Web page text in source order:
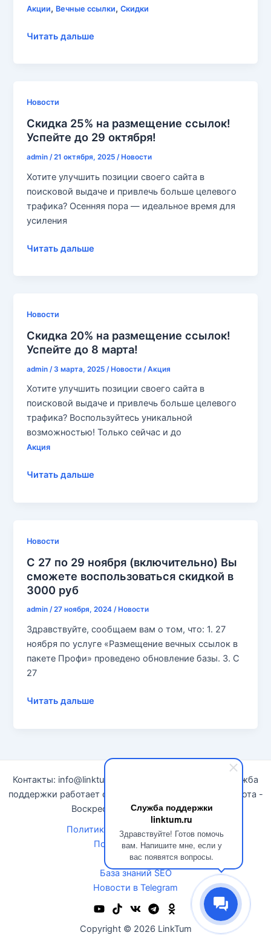
Служба поддержки
linktum.ru
Здравствуйте! Готов помочь
вам. Напишите мне, если у
вас появятся вопросы.
Акции, Вечные ссылки,Скидки
Скидка
Успейте
до
29
апреля
Читать дальше
Новости
Скидка 25% на размещение ссылок!
Успейте до 29 октября!
admin /21 октября, 2025 /Новости
Хотите улучшить позиции своего сайта в
поисковой выдаче и привлечь больше целевого
трафика? Осенняя пора — идеальное время для
усиления
Скидка
Успейте
до
29
октября!
Читать дальше
Новости
Скидка 20% на размещение ссылок!
Успейте до 8 марта!
admin / 3 марта, 2025 /Новости /Акция
Хотите улучшить позиции своего сайта в
поисковой выдаче и привлечь больше целевого
трафика? Воспользуйтесь уникальной
возможностью! Только сейчас и до
Акция
Скидка
Успейте
до
8
марта!
Читать дальше
Новости
С 27 по 29 ноября (включительно) Вы
сможете воспользоваться скидкой в
3000 руб
admin/27 ноября, 2024/ Новости
Здравствуйте, сообщаем вам о том, что: 1. 27
ноября по услуге «Размещение вечных ссылок в
пакете Профи» проведено обновление базы. 3. С
27
С
ноября (включительно)
воспользоваться скидкой
Читать дальше
Контакты: info@linktum.ru | Telegram
| Служба
поддержки работает с 10:00 до 16:00. (Москва). Суббота -
Воскресенье - выходные дни.
Политики конфиденциальности
Политика возврата
Новости
База знаний SEO
Новости в Telegram
Copyright © 2026 LinkTum